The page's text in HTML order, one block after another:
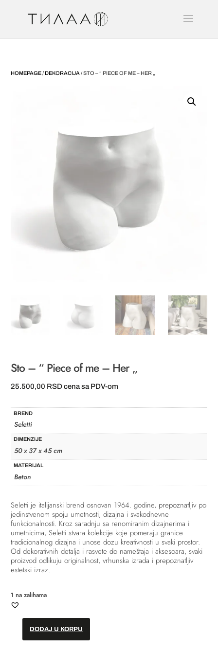
HOMEPAGE/DEKORACIJA / STO – “ PIECE OF ME – HER „
Sto – “ Piece of me – Her „
25.500,00 RSD cena sa PDV-om
BREND
Seletti
DIMENZIJE
50 x 37 x 45 cm
MATERIJAL
Beton
Seletti je italijanski brend osnovan 1964. godine, prepoznatljiv po
jedinstvenom spoju umetnosti, dizajna i svakodnevne
funkcionalnosti. Kroz saradnju sa renomiranim dizajnerima i
umetnicima, Seletti stvara kolekcije koje pomeraju granice
tradicionalnog dizajna i unose dozu kreativnosti u svaki prostor.
Od dekorativnih detalja i rasvete do nameštaja i aksesoara, svaki
proizvod odlikuju originalnost, vrhunska izrada i prepoznatljiv
estetski izraz.
1 na zalihama
DODAJ U KORPU